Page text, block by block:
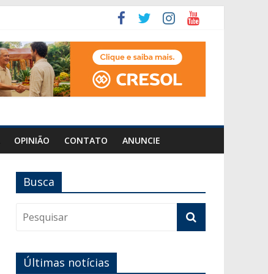
OPINIÃO CONTATO ANUNCIE
Busca
Últimas notícias